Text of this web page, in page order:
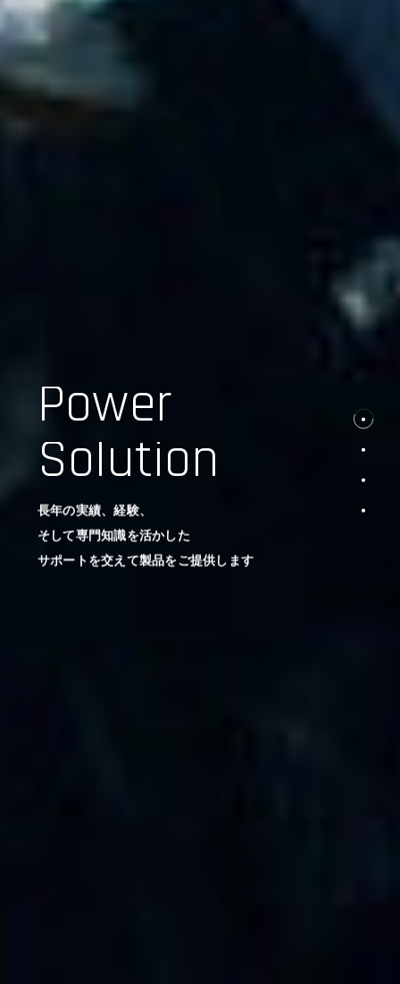
Power
Solution
長年の実績、経験、
そして専門知識を活かした
サポートを交えて製品をご提供します